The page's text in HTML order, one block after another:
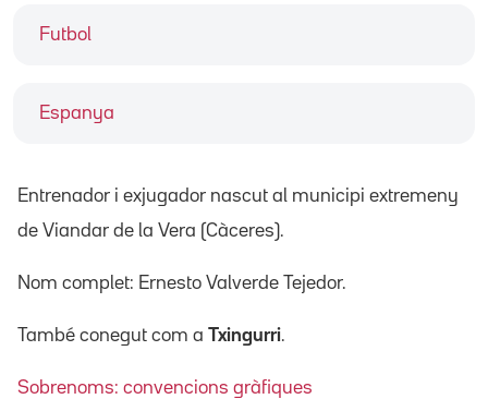
Futbol
Espanya
Entrenador i exjugador nascut al municipi extremeny
de Viandar de la Vera (Càceres).
Nom complet: Ernesto Valverde Tejedor.
També conegut com a Txingurri.
Sobrenoms: convencions gràfiques